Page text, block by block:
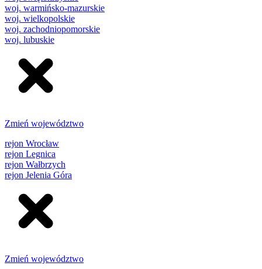
woj. warmińsko-mazurskie
woj. wielkopolskie
woj. zachodniopomorskie
woj. lubuskie
Zmień województwo
rejon Wrocław
rejon Legnica
rejon Wałbrzych
rejon Jelenia Góra
Zmień województwo